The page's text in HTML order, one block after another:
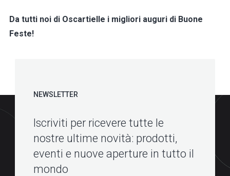
Da tutti noi di Oscartielle i migliori auguri di Buone
Feste!
NEWSLETTER
Iscriviti per ricevere tutte le
nostre ultime novità: prodotti,
eventi e nuove aperture in tutto il
mondo